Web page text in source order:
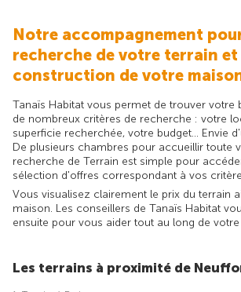
Notre accompagnement
recherche de votre terrain et
construction de votre
Tanaïs Habitat vous permet de trouver votre
de nombreux critères de recherche : votre
superficie recherchée, votre budget... Envie
De plusieurs chambres pour accueillir toute
recherche de Terrain est simple pour
sélection d'offres correspondant à vos
Vous visualisez clairement le prix du terrain
maison. Les conseillers de Tanaïs Habitat
ensuite pour vous aider tout au long de
Les terrains à proximité de